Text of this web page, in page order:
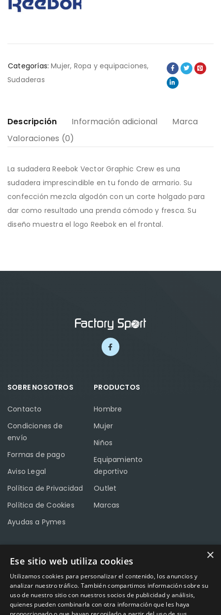
Categorías: Mujer, Ropa y equipaciones,
Sudaderas
Descripción Información adicional
Marca
Valoraciones (0)
La sudadera Reebok Vector Graphic Crew es una
sudadera imprescindible en tu fondo de armario. Su
confección mezcla algodón con un corte holgado para
dar como resultado una prenda cómodo y fresca. Su
diseño muestra el logo Reebok en el frontal.
SOBRE NOSOTROS
Contacto
Condiciones de
envío
Formas de pago
Aviso Legal
Política de Privacidad
Política de Cookies
Ayudas a Pymes
PRODUCTOS
Hombre
Mujer
Niños
Equipamiento
deportivo
Outlet
Marcas
CONTACTO
Calle Méndez Núñez nº3 – Fuente Palmera 14120 Córdoba
Teléfono957 04 96 57
×
Ese sitio web utiliza cookies
Utilizamos cookies para personalizar el contenido, los anuncios y
analizar nuestro tráfico. También compartimos información sobre su
uso de nuestro sitio con nuestros socios de publicidad y análisis,
quienes pueden combinarla con otra información que les haya